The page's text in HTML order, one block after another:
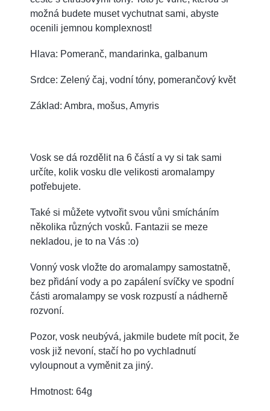
možná budete muset vychutnat sami, abyste
ocenili jemnou komplexnost!
Hlava: Pomeranč, mandarinka, galbanum
Srdce: Zelený čaj, vodní tóny, pomerančový květ
Základ: Ambra, mošus, Amyris
Vosk se dá rozdělit na 6 částí a vy si tak sami
určíte, kolik vosku dle velikosti aromalampy
potřebujete.
Také si můžete vytvořit svou vůni smícháním
několika různých vosků. Fantazii se meze
nekladou, je to na Vás :o)
Vonný vosk vložte do aromalampy samostatně,
bez přidání vody a po zapálení svíčky ve spodní
části aromalampy se vosk rozpustí a nádherně
rozvoní.
Pozor, vosk neubývá, jakmile budete mít pocit, že
vosk již nevoní, stačí ho po vychladnutí
vyloupnout a vyměnit za jiný.
Hmotnost: 64g